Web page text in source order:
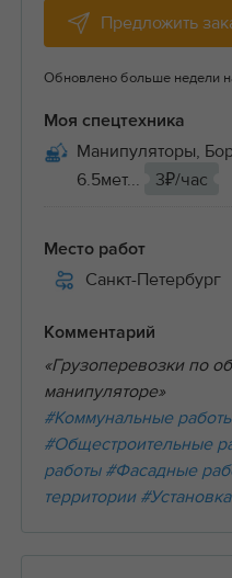
Предложить
Обновлено больше недели
Моя спецтехника
Манипуляторы,
6.5мет...
3₽/час
Место работ
Санкт-Петербург
Комментарий
«Грузоперевозки по
манипуляторе»
#Коммунальные
#Общестроительные
работы #Фасадные
территории